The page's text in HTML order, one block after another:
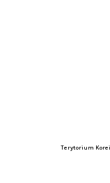
Terytorium